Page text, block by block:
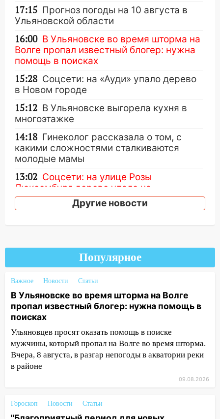
17:15 Прогноз погоды на 10 августа в
Ульяновской области
16:00 В Ульяновске во время шторма на
Волге пропал известный блогер: нужна
помощь в поисках
15:28 Соцсети: на «Ауди» упало дерево
в Новом городе
15:12 В Ульяновске выгорела кухня в
многоэтажке
14:18 Гинеколог рассказала о том, с
какими сложностями сталкиваются
молодые мамы
13:02 Соцсети: на улице Розы
Люксембург дерево упало на
автомобиль
августа
13:00 На проспекте Тюленева в
Ульяновске образовалось «море»
12:57 В Ульяновской области ожидается
крупный град
августа: список АЗС
11:55 Соцсети: светофор упал на
машину во время сильного ливня в
СНТ сидят без света
Другие новости
Популярное
Важное Новости Статьи
В Ульяновске во время шторма на Волге
пропал известный блогер: нужна помощь в
поисках
Ульяновцев просят оказать помощь в поиске
мужчины, который пропал на Волге во время шторма.
Вчера, 8 августа, в разгар непогоды в акватории реки
в районе
09.08.2026
Гороскоп Новости Статьи